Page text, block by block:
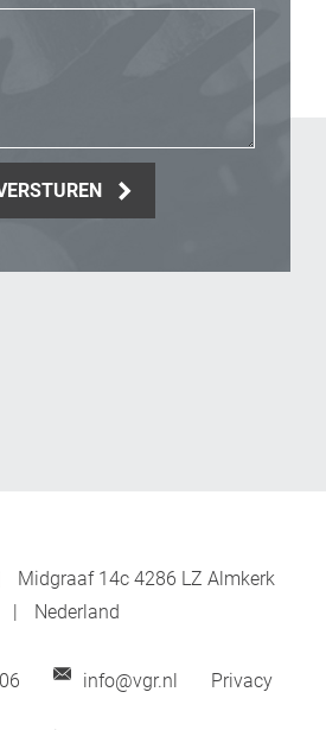
Midgraaf 14c 4286 LZ Almkerk
Nederland
info@vgr.nl Privacy